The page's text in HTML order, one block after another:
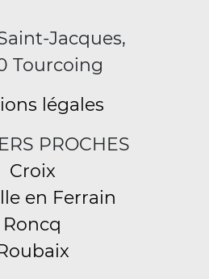
Jacques,
Tourcoing
légales
PROCHES
Croix
en Ferrain
Roncq